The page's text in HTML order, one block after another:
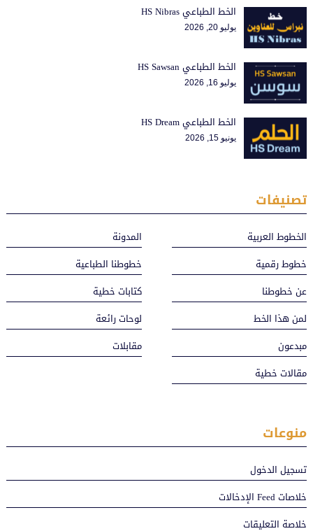
الخط الطباعي HS Nibras
يوليو 20, 2026
الخط الطباعي HS Sawsan
يوليو 16, 2026
الخط الطباعي HS Dream
يونيو 15, 2026
تصنيفات
الخطوط العربية
المدونة
خطوط رقمية
خطوطنا الطباعية
عن خطوطنا
كتابات خطية
لمن هذا الخط
لوحات رائعة
مبدعون
مقابلات
مقالات خطية
منوعات
تسجيل الدخول
خلاصات Feed الإدخالات
خلاصة التعليقات